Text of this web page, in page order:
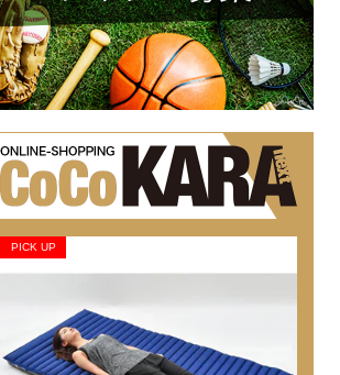
PICK UP